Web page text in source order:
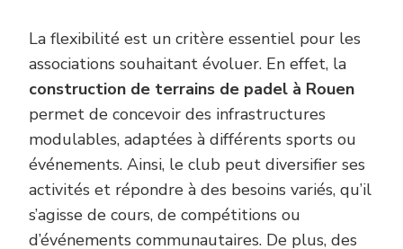
La flexibilité est un critère essentiel pour les
associations souhaitant évoluer. En effet, la
construction de terrains de padel à Rouen
permet de concevoir des infrastructures
modulables, adaptées à différents sports ou
événements. Ainsi, le club peut diversifier ses
activités et répondre à des besoins variés, qu’il
s’agisse de cours, de compétitions ou
d’événements communautaires. De plus, des